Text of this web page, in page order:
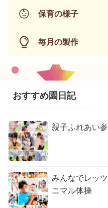
保育の様子
毎月の製作
おすすめ園日記
親子ふれあい
みんなでレッ
ニマル体操